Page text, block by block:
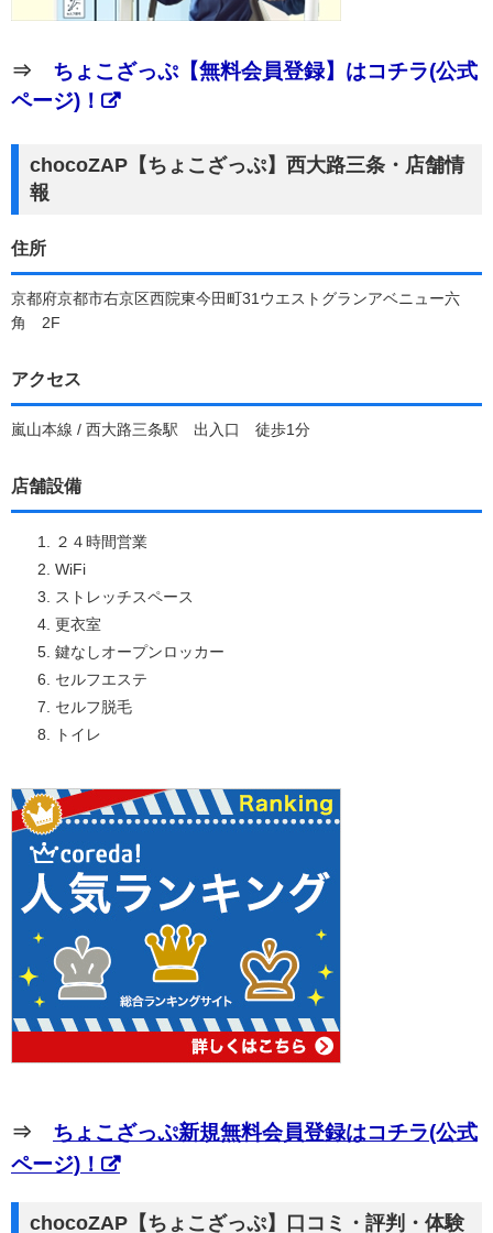
⇒ ちょこざっぷ【無料会員登録】はコチラ(公式
ページ)！
chocoZAP【ちょこざっぷ】西大路三条・店舗情
報
住所
京都府京都市右京区西院東今田町31ウエストグランアベニュー六
角 2F
アクセス
嵐山本線 / 西大路三条駅 出入口 徒歩1分
店舗設備
２４時間営業
WiFi
ストレッチスペース
更衣室
鍵なしオープンロッカー
セルフエステ
セルフ脱毛
トイレ
⇒ ちょこざっぷ新規無料会員登録はコチラ(公式
ページ)！
chocoZAP【ちょこざっぷ】口コミ・評判・体験